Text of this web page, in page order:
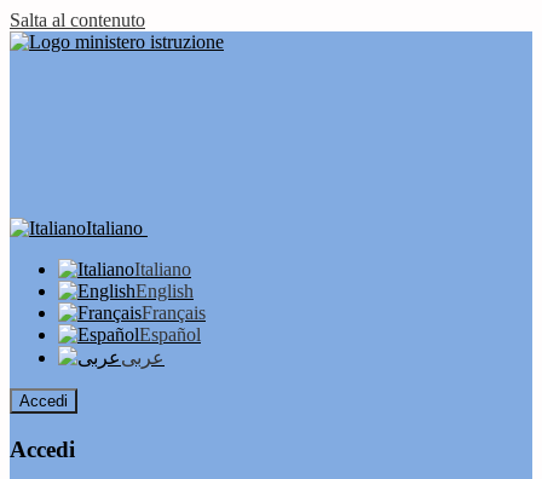
Salta al contenuto
Italiano
Italiano
English
Français
Español
عربى
Accedi
Accedi